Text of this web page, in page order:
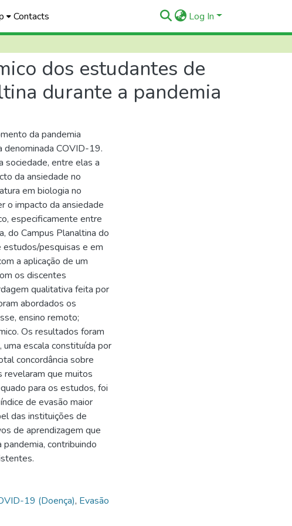
Contacts Log In
dos estudantes de
durante a pandemia
da pandemia
denominada COVID-19.
sociedade, entre elas a
da ansiedade no
em biologia no
o impacto da ansiedade
especificamente entre
do Campus Planaltina do
pesquisas e em
a aplicação de um
os discentes
qualitativa feita por
abordados os
ensino remoto;
Os resultados foram
escala constituída por
concordância sobre
revelaram que muitos
para os estudos, foi
de evasão maior
das instituições de
de aprendizagem que
contribuindo
19 (Doença), Evasão